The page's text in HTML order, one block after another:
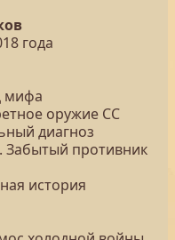
года
мифа
оружие СС
диагноз
Забытый противник
история